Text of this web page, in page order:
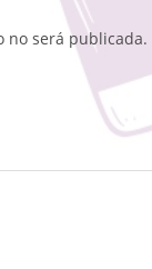
no será publicada.